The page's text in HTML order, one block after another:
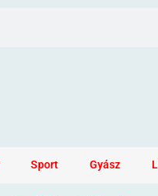
Sport Gyász